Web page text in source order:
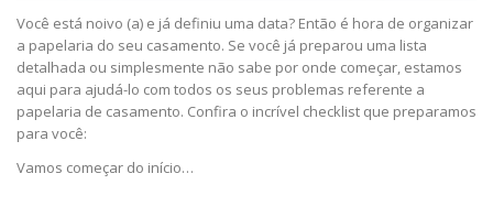
Você está noivo (a) e já definiu uma data? Então é hora de organizar
a papelaria do seu casamento. Se você já preparou uma lista
detalhada ou simplesmente não sabe por onde começar, estamos
aqui para ajudá-lo com todos os seus problemas referente a
papelaria de casamento. Confira o incrível checklist que preparamos
para você:
Vamos começar do início…